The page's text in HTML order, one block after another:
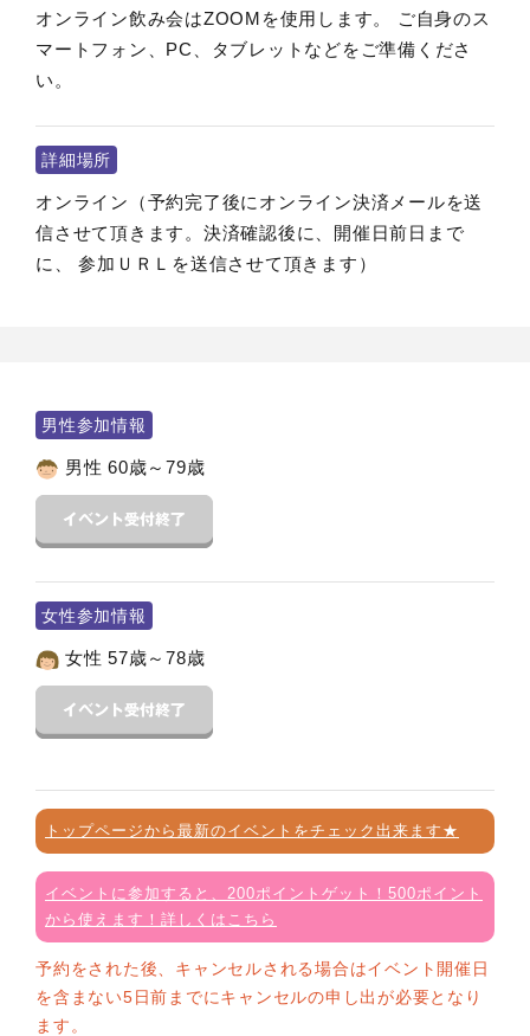
オンライン飲み会はZOOMを使用します。 ご自身のス
マートフォン、PC、タブレットなどをご準備くださ
い。
詳細場所
オンライン（予約完了後にオンライン決済メールを送
信させて頂きます。決済確認後に、開催日前日まで
に、 参加ＵＲＬを送信させて頂きます）
男性参加情報
男性 60歳～79歳
女性参加情報
女性 57歳～78歳
トップページから最新のイベントをチェック出来ます★
イベントに参加すると、200ポイントゲット！500ポイント
から使えます！詳しくはこちら
予約をされた後、キャンセルされる場合はイベント開催日
を含まない5日前までにキャンセルの申し出が必要となり
ます。